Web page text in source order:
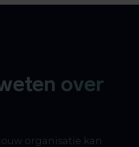
over
organisatie kan